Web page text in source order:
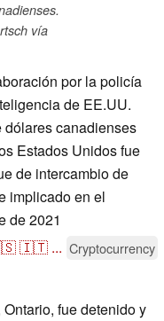
vía
por la policía
de EE.UU.
canadienses
Estados Unidos fue
de intercambio de
implicado en el
de 2021
🇮🇹 ... Cryptocurrency
fue detenido y